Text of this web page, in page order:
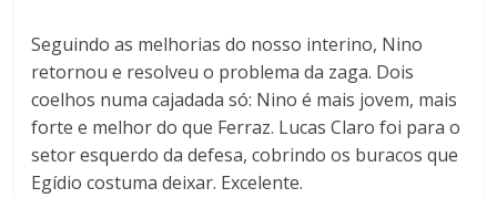
Seguindo as melhorias do nosso interino, Nino
retornou e resolveu o problema da zaga. Dois
coelhos numa cajadada só: Nino é mais jovem, mais
forte e melhor do que Ferraz. Lucas Claro foi para o
setor esquerdo da defesa, cobrindo os buracos que
Egídio costuma deixar. Excelente.